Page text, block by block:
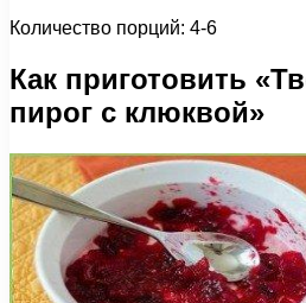
Количество порций: 4-6
Как приготовить
пирог с клюквой»